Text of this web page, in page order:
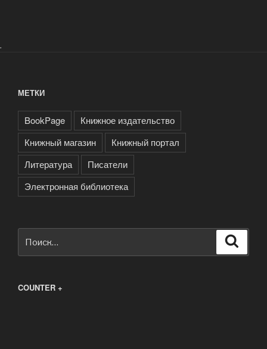
.
МЕТКИ
BookPage
Книжное издательство
Книжный магазин
Книжный портал
Литература
Писатели
Электронная библиотека
COUNTER +